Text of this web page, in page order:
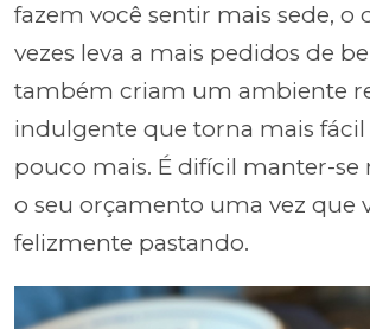
fazem você sentir mais sede, o
vezes leva a mais pedidos de
também criam um ambiente
indulgente que torna mais
pouco mais. É difícil manter-se
o seu orçamento uma vez que
felizmente pastando.